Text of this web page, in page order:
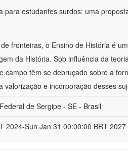
para estudantes surdos: uma
fronteiras, o Ensino de História é
da História. Sob influência da
campo têm se debruçado sobre a
valorização e incorporação desses
de Sergipe - SE - Brasil
2024-Sun Jan 31 00:00:00 BRT 2027